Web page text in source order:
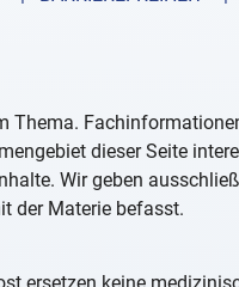
dieser Seite
Wir geben
der Materie befasst.
ersetzen keine